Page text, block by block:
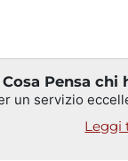
Cosa Pensa chi
un servizio
Leggi